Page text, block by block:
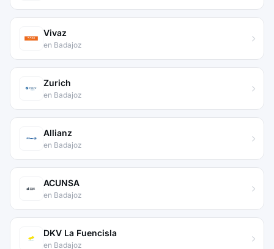
Vivaz
en Badajoz
Zurich
en Badajoz
Allianz
en Badajoz
ACUNSA
en Badajoz
DKV La Fuencisla
en Badajoz